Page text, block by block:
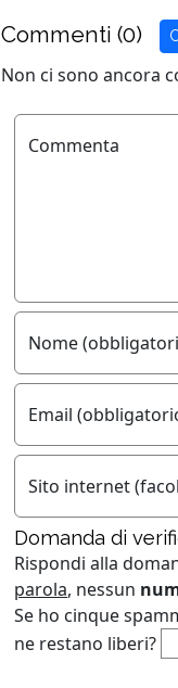
Commenti (0)
Non ci sono ancora
Commenta
Nome
Email
Sito internet
Domanda di
Rispondi alla
parola, nessun
Se ho cinque
ne restano liberi?